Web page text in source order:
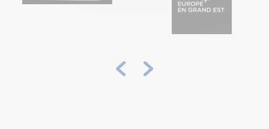
Précédent